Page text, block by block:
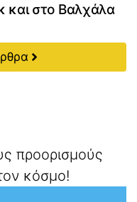
και στο Βαλχάλα
προορισμούς
κόσμο!